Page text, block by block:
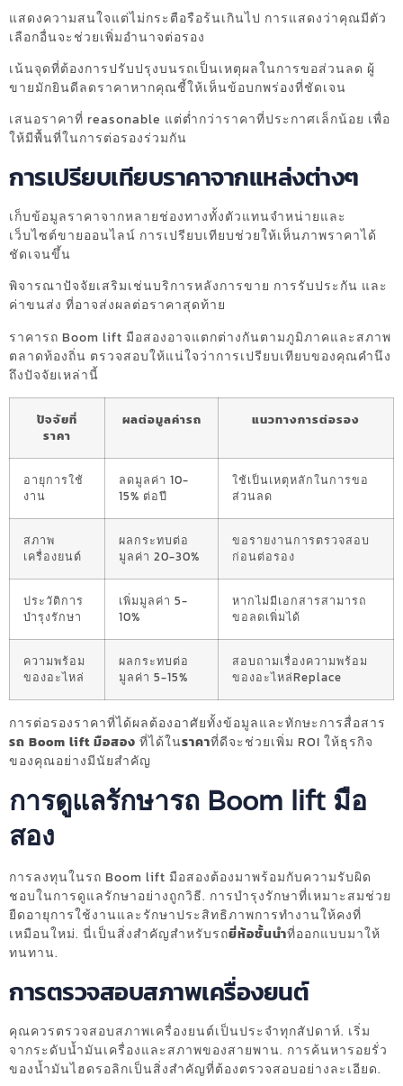
แสดงความสนใจแต่ไม่กระตือรือร้นเกินไป การแสดงว่าคุณมีตัว
เลือกอื่นจะช่วยเพิ่มอำนาจต่อรอง
เน้นจุดที่ต้องการปรับปรุงบนรถเป็นเหตุผลในการขอส่วนลด ผู้
ขายมักยินดีลดราคาหากคุณชี้ให้เห็นข้อบกพร่องที่ชัดเจน
เสนอราคาที่ reasonable แต่ต่ำกว่าราคาที่ประกาศเล็กน้อย เพื่อ
ให้มีพื้นที่ในการต่อรองร่วมกัน
การเปรียบเทียบราคาจากแหล่งต่างๆ
เก็บข้อมูลราคาจากหลายช่องทางทั้งตัวแทนจำหน่ายและ
เว็บไซต์ขายออนไลน์ การเปรียบเทียบช่วยให้เห็นภาพราคาได้
ชัดเจนขึ้น
พิจารณาปัจจัยเสริมเช่นบริการหลังการขาย การรับประกัน และ
ค่าขนส่ง ที่อาจส่งผลต่อราคาสุดท้าย
ราคารถ Boom lift มือสองอาจแตกต่างกันตามภูมิภาคและสภาพ
ตลาดท้องถิ่น ตรวจสอบให้แน่ใจว่าการเปรียบเทียบของคุณคำนึง
ถึงปัจจัยเหล่านี้
ปัจจัยที่
ราคา
ผลต่อมูลค่ารถ แนวทางการต่อรอง
อายุการใช้
งาน
ลดมูลค่า 10-
15% ต่อปี
ใช้เป็นเหตุหลักในการขอ
ส่วนลด
สภาพ
เครื่องยนต์
ผลกระทบต่อ
มูลค่า 20-30%
ขอรายงานการตรวจสอบ
ก่อนต่อรอง
ประวัติการ
บำรุงรักษา
เพิ่มมูลค่า 5-
10%
หากไม่มีเอกสารสามารถ
ขอลดเพิ่มได้
ความพร้อม
ของอะไหล่
ผลกระทบต่อ
มูลค่า 5-15%
สอบถามเรื่องความพร้อม
ของอะไหล่Replace
การต่อรองราคาที่ได้ผลต้องอาศัยทั้งข้อมูลและทักษะการสื่อสาร
รถ Boom lift มือสอง ที่ได้ในราคาที่ดีจะช่วยเพิ่ม ROI ให้ธุรกิจ
ของคุณอย่างมีนัยสำคัญ
การดูแลรักษารถ Boom lift มือ
สอง
การลงทุนในรถ Boom lift มือสองต้องมาพร้อมกับความรับผิด
ชอบในการดูแลรักษาอย่างถูกวิธี. การบำรุงรักษาที่เหมาะสมช่วย
ยืดอายุการใช้งานและรักษาประสิทธิภาพการทำงานให้คงที่
เหมือนใหม่. นี่เป็นสิ่งสำคัญสำหรับรถยี่ห้อชั้นนำที่ออกแบบมาให้
ทนทาน.
การตรวจสอบสภาพเครื่องยนต์
คุณควรตรวจสอบสภาพเครื่องยนต์เป็นประจำทุกสัปดาห์. เริ่ม
จากระดับน้ำมันเครื่องและสภาพของสายพาน. การค้นหารอยรั่ว
ของน้ำมันไฮดรอลิกเป็นสิ่งสำคัญที่ต้องตรวจสอบอย่างละเอียด.